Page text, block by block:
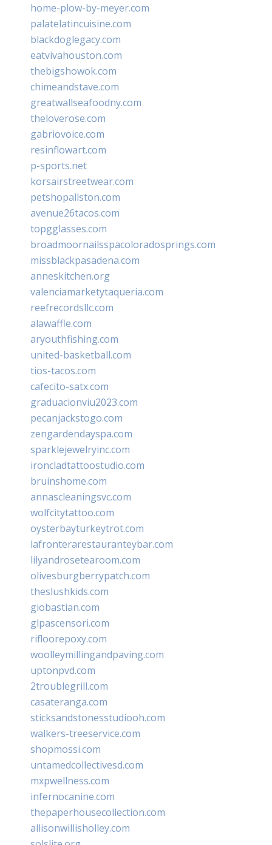
home-plow-by-meyer.com
palatelatincuisine.com
blackdoglegacy.com
eatvivahouston.com
thebigshowok.com
chimeandstave.com
greatwallseafoodny.com
theloverose.com
gabriovoice.com
resinflowart.com
p-sports.net
korsairstreetwear.com
petshopallston.com
avenue26tacos.com
topgglasses.com
broadmoornailsspacoloradosprings.com
missblackpasadena.com
anneskitchen.org
valenciamarketytaqueria.com
reefrecordsllc.com
alawaffle.com
aryouthfishing.com
united-basketball.com
tios-tacos.com
cafecito-satx.com
graduacionviu2023.com
pecanjackstogo.com
zengardendayspa.com
sparklejewelryinc.com
ironcladtattoostudio.com
bruinshome.com
annascleaningsvc.com
wolfcitytattoo.com
oysterbayturkeytrot.com
lafronterarestauranteybar.com
lilyandrosetearoom.com
olivesburgberrypatch.com
theslushkids.com
giobastian.com
glpascensori.com
rifloorepoxy.com
woolleymillingandpaving.com
uptonpvd.com
2troublegrill.com
casateranga.com
sticksandstonesstudiooh.com
walkers-treeservice.com
shopmossi.com
untamedcollectivesd.com
mxpwellness.com
infernocanine.com
thepaperhousecollection.com
allisonwillisholley.com